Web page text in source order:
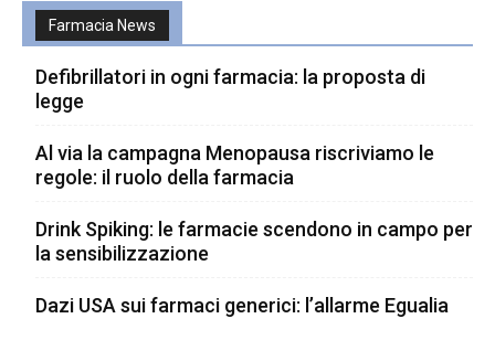
Farmacia News
Defibrillatori in ogni farmacia: la proposta di
legge
Al via la campagna Menopausa riscriviamo le
regole: il ruolo della farmacia
Drink Spiking: le farmacie scendono in campo per
la sensibilizzazione
Dazi USA sui farmaci generici: l’allarme Egualia